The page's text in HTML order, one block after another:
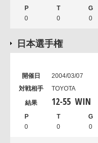
0 0 0
日本選手権
2004/03/07
TOYOTA
12-55 WIN
0 0 0